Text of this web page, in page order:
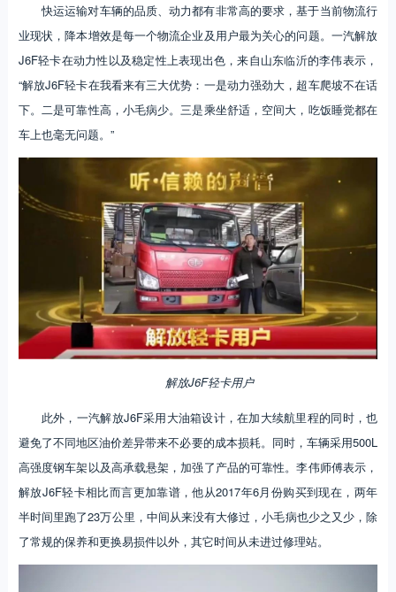
快运运输对车辆的品质、动力都有非常高的要求，基于当前物流行
业现状，降本增效是每一个物流企业及用户最为关心的问题。一汽解放
J6F轻卡在动力性以及稳定性上表现出色，来自山东临沂的李伟表示，
“解放J6F轻卡在我看来有三大优势：一是动力强劲大，超车爬坡不在话
下。二是可靠性高，小毛病少。三是乘坐舒适，空间大，吃饭睡觉都在
车上也毫无问题。”
解放J6F轻卡用户
此外，一汽解放J6F采用大油箱设计，在加大续航里程的同时，也
避免了不同地区油价差异带来不必要的成本损耗。同时，车辆采用500L
高强度钢车架以及高承载悬架，加强了产品的可靠性。李伟师傅表示，
解放J6F轻卡相比而言更加靠谱，他从2017年6月份购买到现在，两年
半时间里跑了23万公里，中间从来没有大修过，小毛病也少之又少，除
了常规的保养和更换易损件以外，其它时间从未进过修理站。